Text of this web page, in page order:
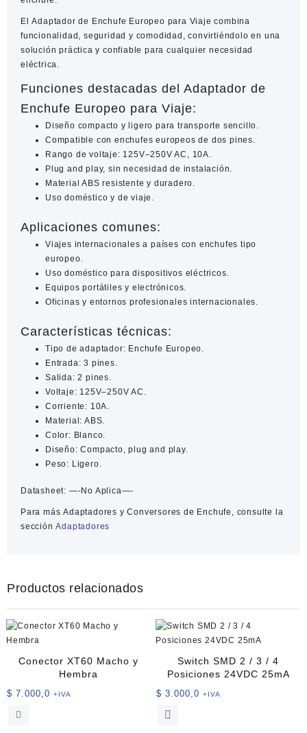
ElAdaptador de Enchufe Europeo para Viaje combina
funcionalidad, seguridad y comodidad, convirtiéndolo en una
solución práctica y confiable para cualquier necesidad
eléctrica.
Funciones destacadas del Adaptador de
Enchufe Europeo para Viaje:
Diseño compacto y ligero para transporte sencillo.
Compatible con enchufes europeos de dos pines.
Rango de voltaje: 125V–250V AC, 10A.
Plug and play, sin necesidad de instalación.
Material ABS resistente y duradero.
Uso doméstico y de viaje.
Aplicaciones comunes:
Viajes internacionales a países con enchufes tipo
europeo.
Uso doméstico para dispositivos eléctricos.
Equipos portátiles y electrónicos.
Oficinas y entornos profesionales internacionales.
Características técnicas:
Tipo de adaptador: Enchufe Europeo.
Entrada: 3 pines.
Salida: 2 pines.
Voltaje: 125V–250V AC.
Corriente: 10A.
Material: ABS.
Color: Blanco.
Diseño: Compacto, plug and play.
Peso: Ligero.
Datasheet: —-No Aplica—-
Para másAdaptadores y Conversores de Enchufe , consulte la
secciónAdaptadores
Productos relacionados
Conector XT60 Macho y
Hembra
$ 7.000,0 +IVA
Switch SMD 2 / 3 / 4
Posiciones 24VDC 25mA
$ 3.000,0 +IVA
Este